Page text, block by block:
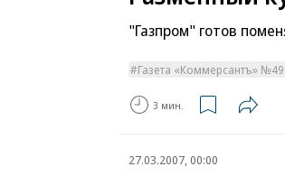
"Газпром" готов
Газета «Коммерсантъ» №49
3 мин.
27.03.2007, 00:00